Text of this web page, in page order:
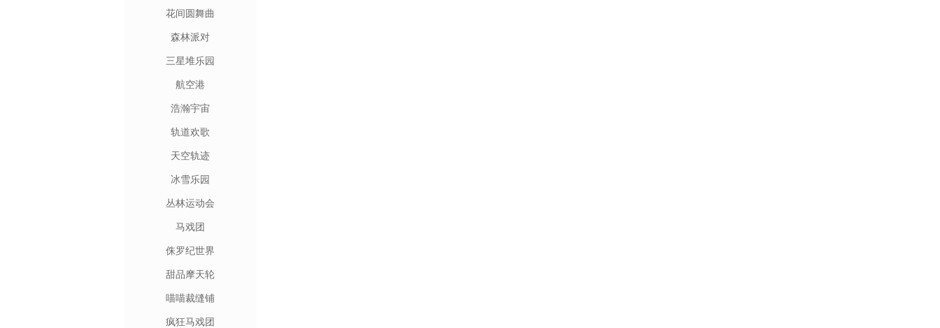
花间圆舞曲
森林派对
三星堆乐园
航空港
浩瀚宇宙
轨道欢歌
天空轨迹
冰雪乐园
丛林运动会
马戏团
侏罗纪世界
甜品摩天轮
喵喵裁缝铺
疯狂马戏团